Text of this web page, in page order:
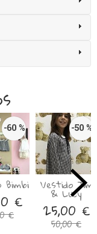
-60 %
Bimbi
€
€
-50 %
Vestido Jim
& Lucy
25,00 €
50,00 €